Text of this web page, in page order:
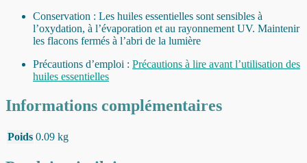
Conservation : Les huiles essentielles sont sensibles à
l’oxydation, à l’évaporation et au rayonnement UV. Maintenir
les flacons fermés à l’abri de la lumière
Précautions d’emploi : Précautions à lire avant l’utilisation des
huiles essentielles
Informations complémentaires
Poids 0.09 kg